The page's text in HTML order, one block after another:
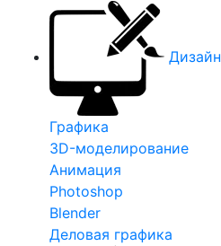
Дизайн
Графика
3D-моделирование
Анимация
Photoshop
Blender
Деловая графика